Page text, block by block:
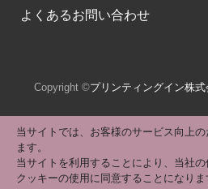
よくあるお問い合わせ
当サイトでは、お客様のサービス向上
ます。
当サイトを利用することにより、当社
クッキーの使用に同意することになりま
Copyright ©プリンティングイン株式